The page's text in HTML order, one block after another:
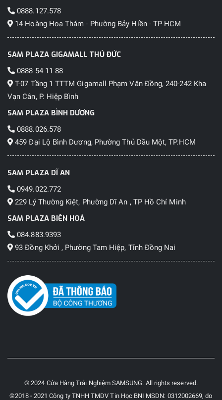
0888.127.578
14 Hoàng Hoa Thám - Phường Bảy Hiền - TP HCM
SAM PLAZA GIGAMALL THỦ ĐỨC
0888 54 11 88
T-07 Tầng 1 TTTM Gigamall Phạm Văn Đồng, 240-242 Kha
Vạn Cân, P. Hiệp Bình
SAM PLAZA BÌNH DƯƠNG
0888.026.578
459 Đại Lộ Bình Dương, Phường Thủ Dầu Một, TP.HCM
SAM PLAZA DĨ AN
0949.022.772
229 Lý Thường Kiệt, Phường Dĩ An , TP Hồ Chí Minh
SAM PLAZA BIÊN HOÀ
084.883.9393
93 Đồng Khởi , Phường Tam Hiệp, Tỉnh Đồng Nai
© 2024 Cửa Hàng Trải Nghiệm SAMSUNG. All rights reserved.
©2018 - 2021 Công ty TNHH TMDV Tin Học BNI MSDN: 0312002669, do